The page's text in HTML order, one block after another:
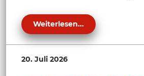
Weiterlesen...
20. Juli 2026